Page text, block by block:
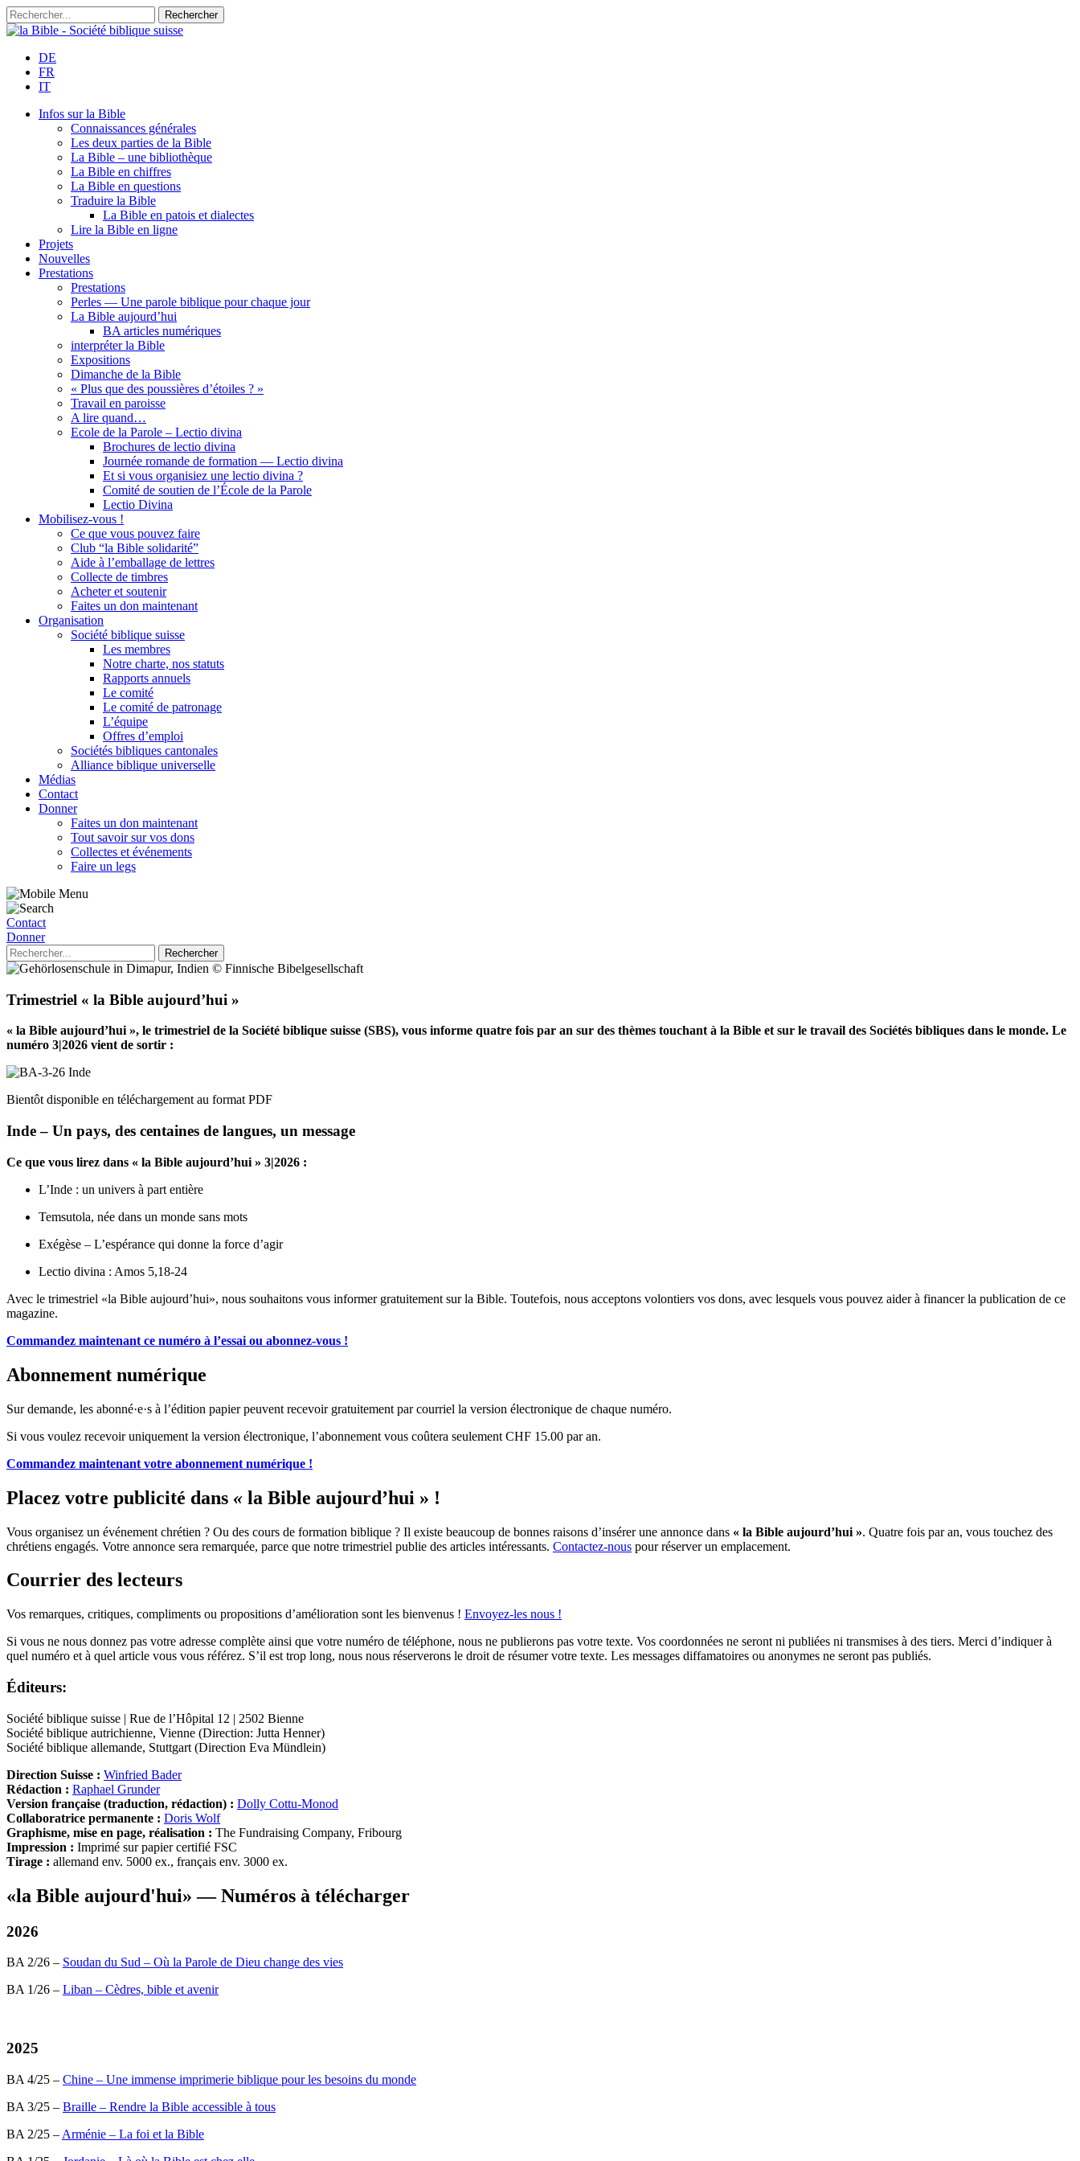
DE
FR
IT
Infos sur la Bible
Connaissances générales
Les deux parties de la Bible
La Bible – une bibliothèque
La Bible en chiffres
La Bible en questions
Traduire la Bible
La Bible en patois et dialectes
Lire la Bible en ligne
Projets
Nouvelles
Prestations
Prestations
Perles — Une parole biblique pour chaque jour
La Bible aujourd’hui
BA articles numériques
interpréter la Bible
Expositions
Dimanche de la Bible
« Plus que des poussières d’étoiles ? »
Travail en paroisse
A lire quand…
Ecole de la Parole – Lectio divina
Brochures de lectio divina
Journée romande de formation — Lectio divina
Et si vous organisiez une lectio divina ?
Comité de soutien de l’École de la Parole
Lectio Divina
Mobilisez-vous !
Ce que vous pouvez faire
Club “la Bible solidarité”
Aide à l’emballage de lettres
Collecte de timbres
Acheter et soutenir
Faites un don maintenant
Organisation
Société biblique suisse
Les membres
Notre charte, nos statuts
Rapports annuels
Le comité
Le comité de patronage
L’équipe
Offres d’emploi
Sociétés bibliques cantonales
Alliance biblique universelle
Médias
Contact
Donner
Faites un don maintenant
Tout savoir sur vos dons
Collectes et événements
Faire un legs
Contact
Donner
Trimestriel « la Bible aujourd’hui »
« la Bible aujourd’hui », le trimestriel de la Société biblique suisse (SBS), vous informe quatre fois par an sur des thèmes touchant à la Bible et sur le travail des Sociétés bibliques dans le monde. Le
numéro 3|2026 vient de sortir :
Bientôt disponible en téléchargement au format PDF
Inde – Un pays, des centaines de langues, un message
Ce que vous lirez dans « la Bible aujourd’hui » 3|2026 :
L’Inde : un univers à part entière
Temsutola, née dans un monde sans mots
Exégèse – L’espérance qui donne la force d’agir
Lectio divina : Amos 5,18-24
Avec le trimestriel «la Bible aujourd’hui», nous souhaitons vous informer gratuitement sur la Bible. Toutefois, nous acceptons volontiers vos dons, avec lesquels vous pouvez aider à financer la publication de ce
magazine.
Commandez maintenant ce numéro à l’essai ou abonnez-vous !
Abonnement numérique
Sur demande, les abonné·e·s à l’édition papier peuvent recevoir gratuitement par courriel la version électronique de chaque numéro.
Si vous voulez recevoir uniquement la version électronique, l’abonnement vous coûtera seulement CHF 15.00 par an.
Commandez maintenant votre abonnement numérique !
Placez votre publicité dans « la Bible aujourd’hui » !
Vous organisez un événement chrétien ? Ou des cours de formation biblique ? Il existe beaucoup de bonnes raisons d’insérer une annonce dans « la Bible aujourd’hui ». Quatre fois par an, vous touchez des
chrétiens engagés. Votre annonce sera remarquée, parce que notre trimestriel publie des articles intéressants. Contactez-nous pour réserver un emplacement.
Courrier des lecteurs
Vos remarques, critiques, compliments ou propositions d’amélioration sont les bienvenus ! Envoyez-les nous !
Si vous ne nous donnez pas votre adresse complète ainsi que votre numéro de téléphone, nous ne publierons pas votre texte. Vos coordonnées ne seront ni publiées ni transmises à des tiers. Merci d’indiquer à
quel numéro et à quel article vous vous référez. S’il est trop long, nous nous réserverons le droit de résumer votre texte. Les messages diffamatoires ou anonymes ne seront pas publiés.
Éditeurs:
Société biblique suisse | Rue de l’Hôpital 12 | 2502 Bienne
Société biblique autrichienne, Vienne (Direction: Jutta Henner)
Société biblique allemande, Stuttgart (Direction Eva Mündlein)
Direction Suisse : Winfried Bader
Rédaction : Raphael Grunder
Version française (traduction, rédaction) : Dolly Cottu-Monod
Collaboratrice permanente : Doris Wolf
Graphisme, mise en page, réalisation : The Fundraising Company, Fribourg
Impression : Imprimé sur papier certifié FSC
Tirage : allemand env. 5000 ex., français env. 3000 ex.
«la Bible aujourd'hui» — Numéros à télécharger
2026
BA 2/26 – Soudan du Sud – Où la Parole de Dieu change des vies
BA 1/26 – Liban – Cèdres, bible et avenir
2025
BA 4/25 – Chine – Une immense imprimerie biblique pour les besoins du monde
BA 3/25 – Braille – Rendre la Bible accessible à tous
BA 2/25 – Arménie – La foi et la Bible